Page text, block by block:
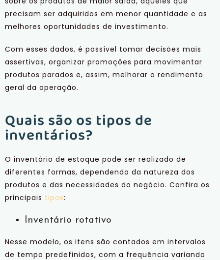
precisam ser adquiridos em menor quantidade e as
melhores oportunidades de investimento.
Com esses dados, é possível tomar decisões mais
assertivas, organizar promoções para movimentar
produtos parados e, assim, melhorar o rendimento
geral da operação.
Quais são os tipos de
inventários?
O inventário de estoque pode ser realizado de
diferentes formas, dependendo da natureza dos
produtos e das necessidades do negócio. Confira os
principais tipos:
Inventário rotativo
Nesse modelo, os itens são contados em intervalos
de tempo predefinidos, com a frequência variando